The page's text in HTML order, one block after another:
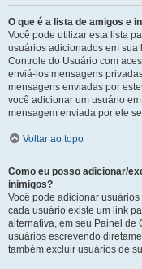
O que é a lista de amigos e
Você pode utilizar esta lista
usuários adicionados em sua
Controle do Usuário com
enviá-los mensagens
mensagens enviadas por
você adicionar um usuário
mensagem enviada por ele
Voltar ao topo
Como eu posso adicionar/
inimigos?
Você pode adicionar
cada usuário existe um link
alternativa, em seu Painel de
usuários escrevendo
também excluir usuários de